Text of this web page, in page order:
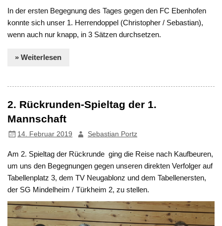
In der ersten Begegnung des Tages gegen den FC Ebenhofen
konnte sich unser 1. Herrendoppel (Christopher / Sebastian),
wenn auch nur knapp, in 3 Sätzen durchsetzen.
» Weiterlesen
2. Rückrunden-Spieltag der 1.
Mannschaft
14. Februar 2019 Sebastian Portz
Am 2. Spieltag der Rückrunde ging die Reise nach Kaufbeuren,
um uns den Begegnungen gegen unseren direkten Verfolger auf
Tabellenplatz 3, dem TV Neugablonz und dem Tabellenersten,
der SG Mindelheim / Türkheim 2, zu stellen.